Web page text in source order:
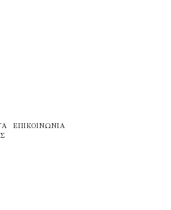
ΕΠΙΚΟΙΝΩΝΊΑ